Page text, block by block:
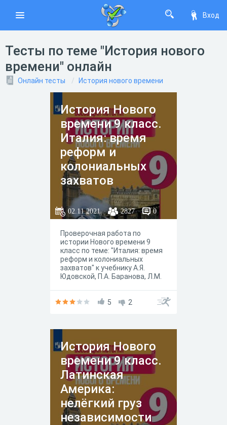
Вход
Тесты по теме "История нового
времени" онлайн
Онлайн тесты История нового времени
История Нового
времени 9 класс.
Италия: время
реформ и
колониальных
захватов
02.11.2021 2827 0
Проверочная работа по
истории Нового времени 9
класс по теме: "Италия: время
реформ и колониальных
захватов" к учебнику А.Я.
Юдовской, П.А. Баранова, Л.М.
"Просвещение" 2020 год.
5 2
История Нового
времени 9 класс.
Латинская
Америка:
нелёгкий груз
независимости